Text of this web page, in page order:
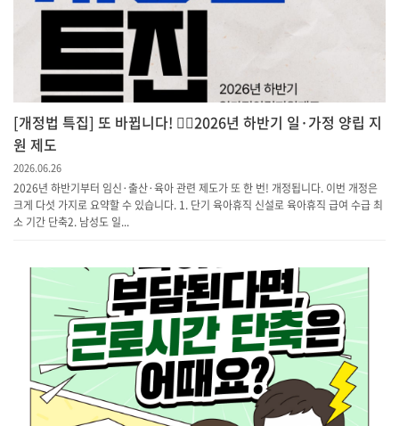
[개정법 특집] 또 바뀝니다! 💁‍♀️2026년 하반기 일·가정 양립 지
원 제도
2026.06.26
2026년 하반기부터 임신·출산·육아 관련 제도가 또 한 번! 개정됩니다. 이번 개정은
크게 다섯 가지로 요약할 수 있습니다. 1. 단기 육아휴직 신설로 육아휴직 급여 수급 최
소 기간 단축​2. 남성도 일...